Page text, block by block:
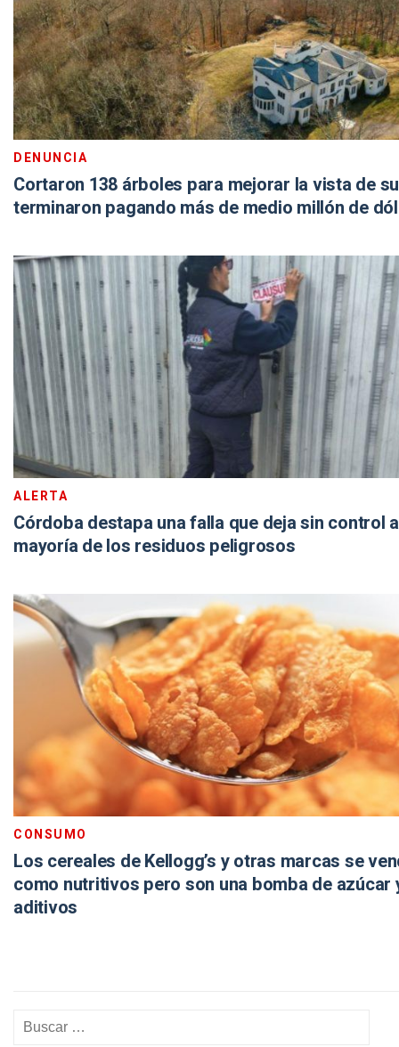
DENUNCIA
Cortaron 138 árboles para mejorar la vista de
terminaron pagando más de medio millón de
ALERTA
Córdoba destapa una falla que deja sin control
mayoría de los residuos peligrosos
CONSUMO
Los cereales de Kellogg’s y otras marcas se
como nutritivos pero son una bomba de azúcar
aditivos